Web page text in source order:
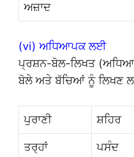
ਅਜ਼ਾਦ
(vi) ਅਧਿਆਪਕ ਲਈ
ਪ੍ਰਸ਼ਨ-ਬੋਲ-ਲਿਖਤ
ਬੋਲੇ ਅਤੇ ਬੱਚਿਆਂ ਨੂੰ ਲਿਖਣ
ਪੁਰਾਣੀ ਸ਼ਹਿਰ
ਤਰ੍ਹਾਂ ਪਸੰਦ